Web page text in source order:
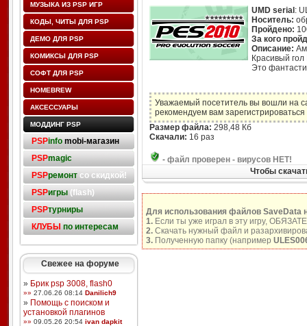
МУЗЫКА ИЗ PSP ИГР
КОДЫ, ЧИТЫ ДЛЯ PSP
ДЕМО ДЛЯ PSP
КОМИКСЫ ДЛЯ PSP
СОФТ ДЛЯ PSP
HOMEBREW
АКСЕССУАРЫ
МОДДИНГ PSP
PSPinfo mobi-магазин
PSPmagic
PSPремонтсо скидкой!
PSPигры(flash)
PSPтурниры
КЛУБЫ по интересам
Свежее на форуме
» Брик psp 3008, flash0
»» 27.06.26 08:14 Danilich9
» Помощь с поиском и
установкой плагинов
»» 09.05.26 20:54 ivan dapkit
UMD serial :
Носитель:
Пройдено:
За кого
Описание:
Красивый
Это
Уважаемый посетитель вы вошли на
рекомендуем вам
Размер файла: 298,48 Кб
Скачали: 16 раз
- файл проверен - вирусов НЕТ!
Чтобы
Для использования файлов SaveData
1.Если ты уже играл в эту игру,
2.Скачать нужный файл и
3.Полученную папку (например